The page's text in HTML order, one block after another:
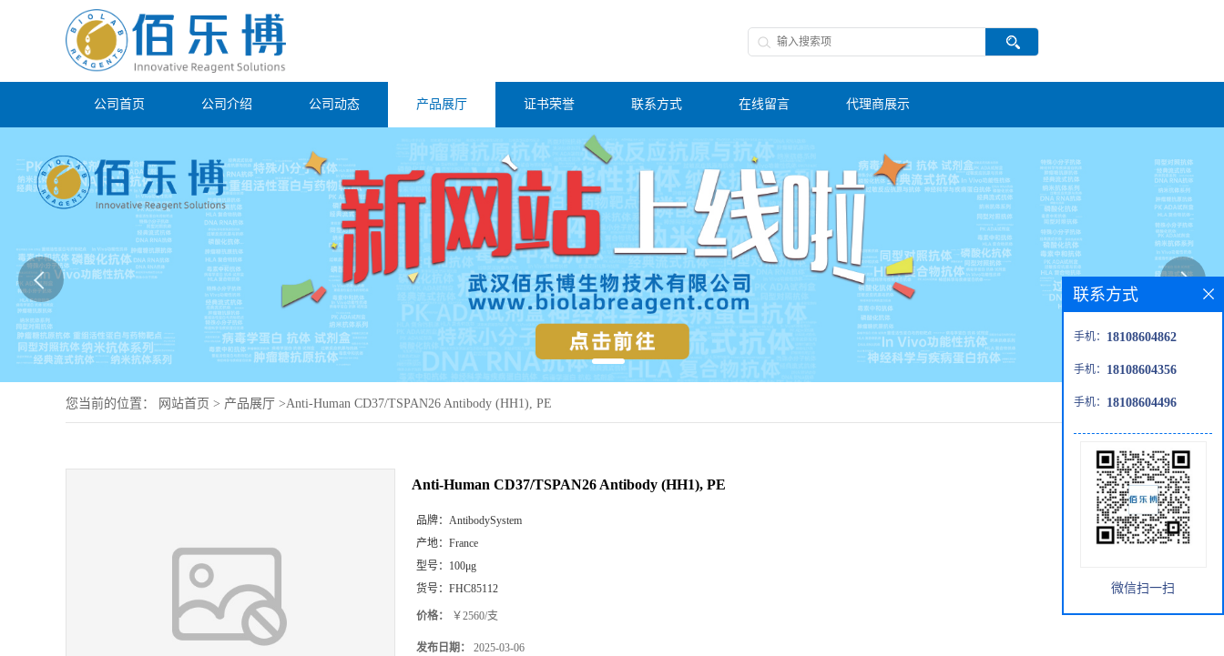
公司首页 公司介绍 公司动态 产品展厅 证书荣誉 联系方式 在线留言 代理商展示
您当前的位置： 网站首页 > 产品展厅 >Anti-Human CD37/TSPAN26 Antibody (HH1), PE
Anti-Human CD37/TSPAN26 Antibody (HH1), PE
品牌： AntibodySystem
产地： France
型号： 100μg
货号： FHC85112
价格： ￥2560/支
发布日期： 2025-03-06
联系方式
手机： 18108604862
手机： 18108604356
手机： 18108604496
微信扫一扫